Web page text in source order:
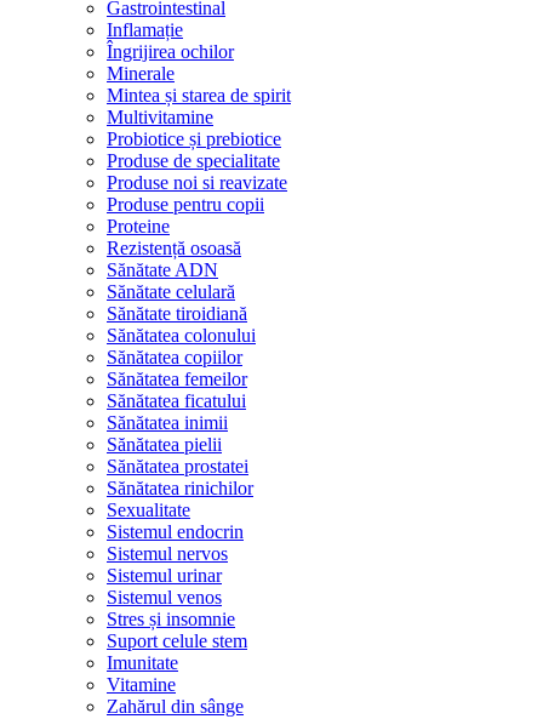
Gastrointestinal
Inflamație
Îngrijirea ochilor
Minerale
Mintea și starea de spirit
Multivitamine
Probiotice și prebiotice
Produse de specialitate
Produse noi si reavizate
Produse pentru copii
Proteine
Rezistență osoasă
Sănătate ADN
Sănătate celulară
Sănătate tiroidiană
Sănătatea colonului
Sănătatea copiilor
Sănătatea femeilor
Sănătatea ficatului
Sănătatea inimii
Sănătatea pielii
Sănătatea prostatei
Sănătatea rinichilor
Sexualitate
Sistemul endocrin
Sistemul nervos
Sistemul urinar
Sistemul venos
Stres și insomnie
Suport celule stem
Imunitate
Vitamine
Zahărul din sânge